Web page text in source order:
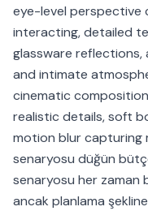
eye-level perspective
interacting, detailed
glassware
and intimate
cinematic
realistic details, soft
motion blur capturing
senaryosu düğün
senaryosu her zaman
ancak planlama